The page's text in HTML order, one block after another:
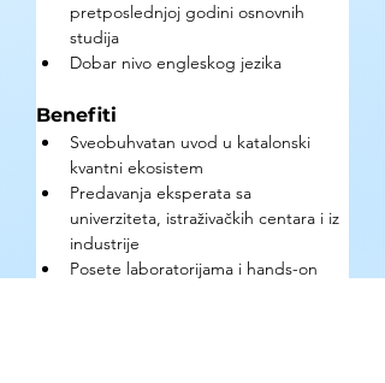
pretposlednjoj godini osnovnih
studija
Dobar nivo engleskog jezika
Benefiti
Sveobuhvatan uvod u katalonski
kvantni ekosistem
Predavanja eksperata sa
univerziteta, istraživačkih centara i iz
industrije
Posete laboratorijama i hands-on